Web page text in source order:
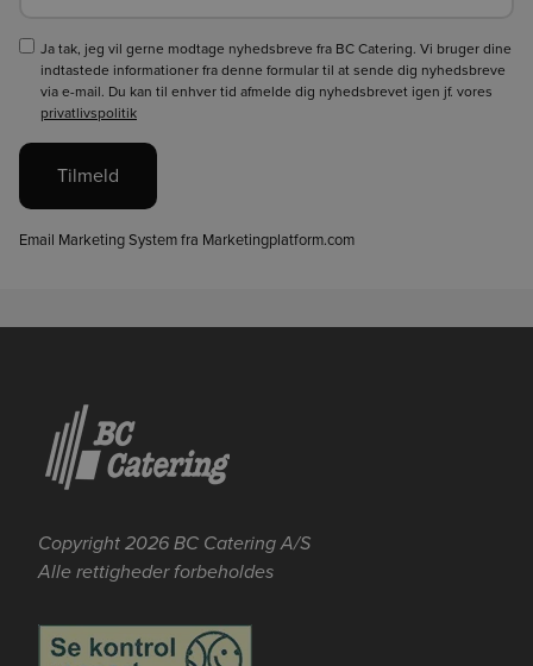
Ja tak, jeg vil gerne modtage nyhedsbreve fra BC Catering. Vi bruger dine
indtastede informationer fra denne formular til at sende dig nyhedsbreve
via e-mail. Du kan til enhver tid afmelde dig nyhedsbrevet igen jf. vores
privatlivspolitik
Tilmeld
Email Marketing System fra Marketingplatform.com
Copyright 2026 BC Catering A/S
Alle rettigheder forbeholdes
Se mere her om beregningerne og værdierne